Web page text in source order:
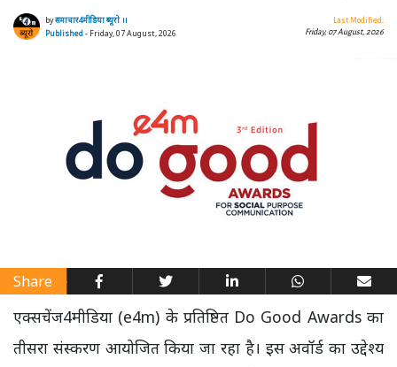
byसमाचार4मीडिया ब्यूरो ।।
Published - Friday, 07 August, 2026
Last Modified:
Friday, 07 August, 2026
Share
एक्सचेंज4मीडिया (e4m) के प्रतिष्ठित Do Good Awards का
तीसरा संस्करण आयोजित किया जा रहा है। इस अवॉर्ड का उद्देश्य